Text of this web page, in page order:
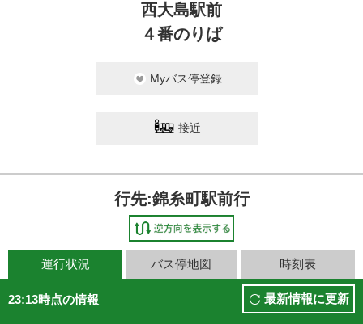
西大島駅前
４番のりば
Myバス停登録
接近
行先:錦糸町駅前行
運行状況 バス停地図 時刻表
23:13時点の情報 最新情報に更新